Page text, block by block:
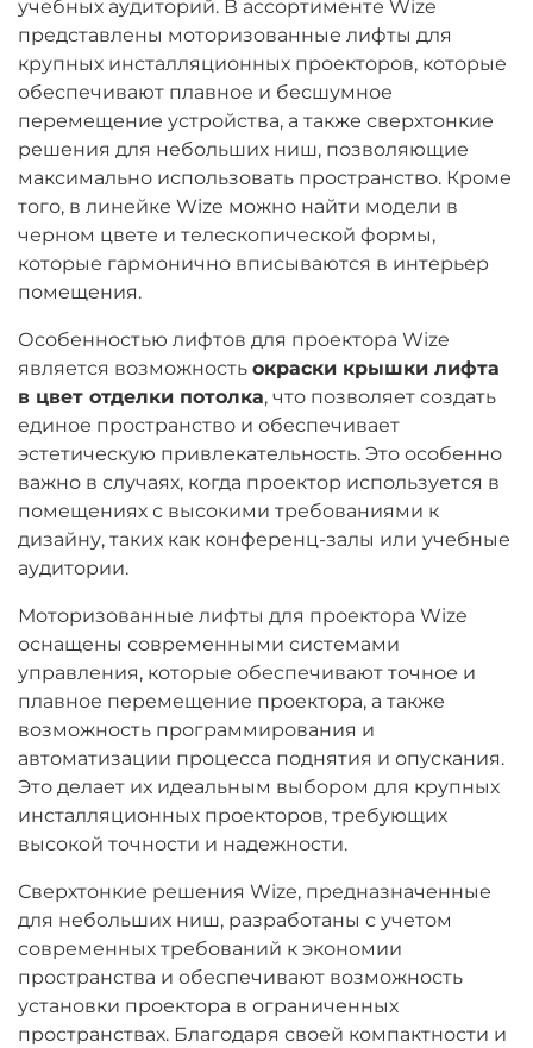
учебных аудиторий. В ассортименте Wize
представлены моторизованные лифты для
крупных инсталляционных проекторов, которые
обеспечивают плавное и бесшумное
перемещение устройства, а также сверхтонкие
решения для небольших ниш, позволяющие
максимально использовать пространство. Кроме
того, в линейке Wize можно найти модели в
черном цвете и телескопической формы,
которые гармонично вписываются в интерьер
помещения.
Особенностью лифтов для проектора Wize
является возможность окраски крышки лифта
в цвет отделки потолка, что позволяет создать
единое пространство и обеспечивает
эстетическую привлекательность. Это особенно
важно в случаях, когда проектор используется в
помещениях с высокими требованиями к
дизайну, таких как конференц-залы или учебные
аудитории.
Моторизованные лифты для проектора Wize
оснащены современными системами
управления, которые обеспечивают точное и
плавное перемещение проектора, а также
возможность программирования и
автоматизации процесса поднятия и опускания.
Это делает их идеальным выбором для крупных
инсталляционных проекторов, требующих
высокой точности и надежности.
Сверхтонкие решения Wize, предназначенные
для небольших ниш, разработаны с учетом
современных требований к экономии
пространства и обеспечивают возможность
установки проектора в ограниченных
пространствах. Благодаря своей компактности и